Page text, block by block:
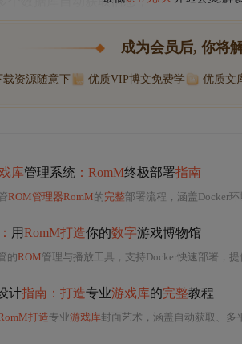
成为会员后, 你将
载资源随意下 优质VIP博文免费学 优质文
库管理系统 ：RomM终极部署指南
ROM管理器RomM的完整部署流程，涵盖Docker环境搭建、IGDB/MobyGames/SteamGridDB等API密钥配置、标准化游戏文件夹
： 用RomM打造你的数字游戏博物馆
的ROM管理与播放工具，支持Docker快速部署，提
计指南：打造专业游戏库的完整教程
打造专业游戏库封面艺术，涵盖自动获取、多平台适配、批量处理与个性化定制等核心功能。通过